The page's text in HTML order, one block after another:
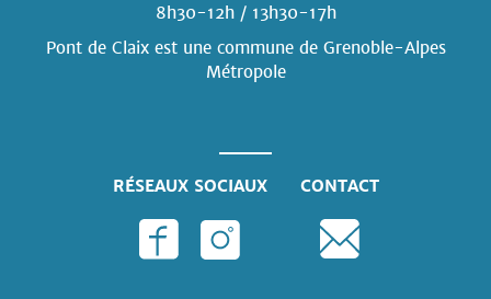
8h30-12h / 13h30-17h
Pont de Claix est une commune de Grenoble-Alpes
Métropole
RÉSEAUX SOCIAUX CONTACT